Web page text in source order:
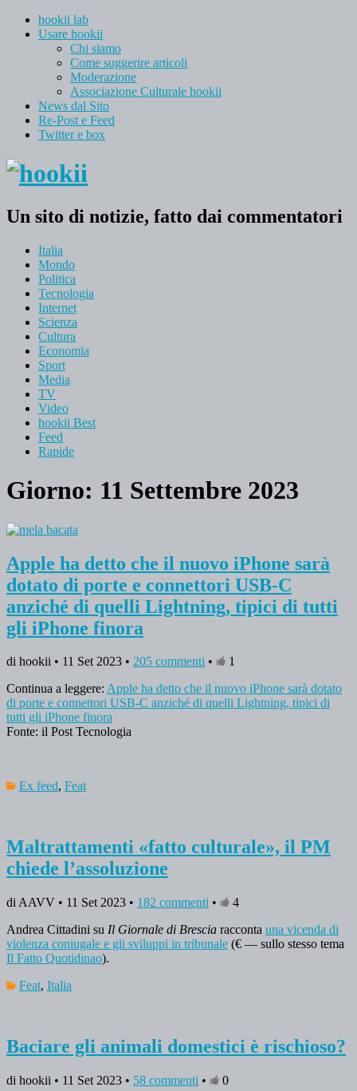
hookii lab
Usare hookii
Chi siamo
Come suggerire articoli
Moderazione
Associazione Culturale hookii
News dal Sito
Re-Post e Feed
Twitter e box
Un sito di notizie, fatto dai commentatori
Italia
Mondo
Politica
Tecnologia
Internet
Scienza
Cultura
Economia
Sport
Media
TV
Video
hookii Best
Feed
Rapide
Giorno: 11 Settembre 2023
Apple ha detto che il nuovo iPhone sarà
dotato di porte e connettori USB-C
anziché di quelli Lightning, tipici di tutti
gli iPhone finora
di hookii • 11 Set 2023 • 205 commenti •
1
Continua a leggere: Apple ha detto che il nuovo iPhone sarà dotato
di porte e connettori USB-C anziché di quelli Lightning, tipici di
tutti gli iPhone finora
Fonte: il Post Tecnologia
Ex feed, Feat
Maltrattamenti «fatto culturale», il PM
chiede l’assoluzione
di AAVV • 11 Set 2023 • 182 commenti •
4
Andrea Cittadini su Il Giornale di Brescia racconta una vicenda di
violenza coniugale e gli sviluppi in tribunale (€ — sullo stesso tema
Il Fatto Quotidinao).
Feat, Italia
Baciare gli animali domestici è rischioso?
di hookii • 11 Set 2023 • 58 commenti •
0